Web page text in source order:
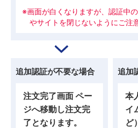
※画面が白くなりますが、認証中
やサイトを閉じないようにご注
追加認証が不要な場合
注文完了画面 ペー
ジへ移動し注文完
了となります。
追加
本
イ
ど